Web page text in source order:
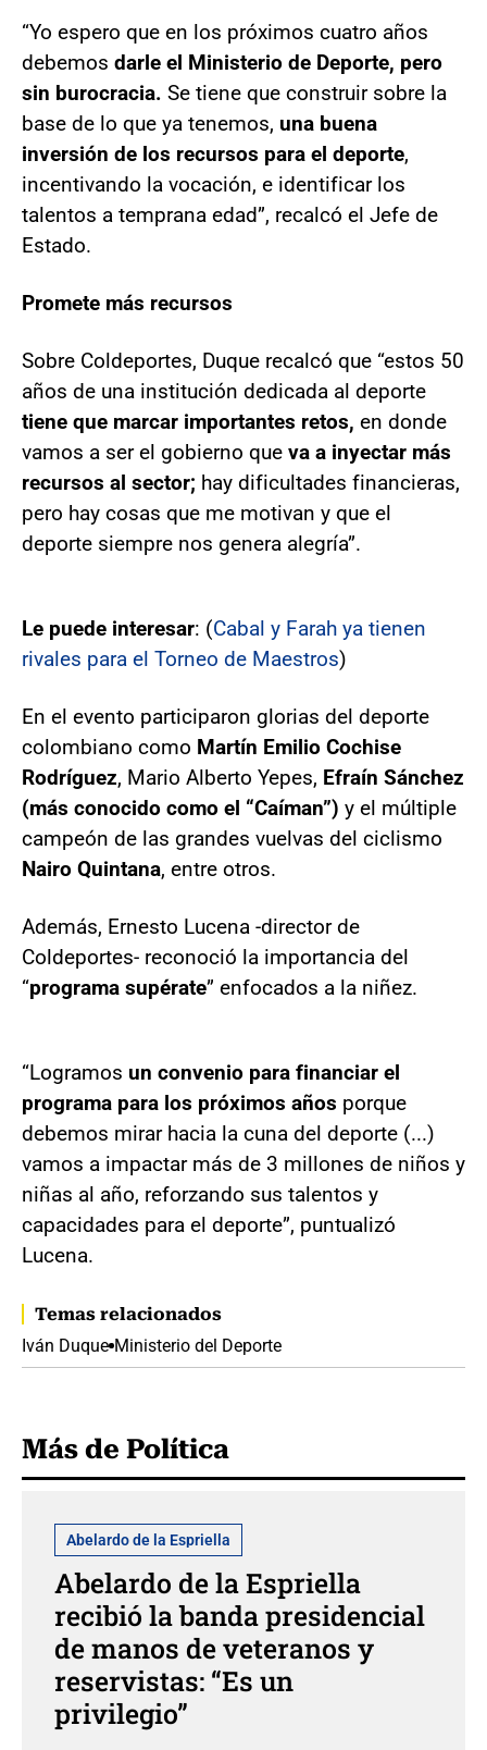
“Yo espero que en los próximos cuatro años
debemos darle el Ministerio de Deporte, pero
sin burocracia. Se tiene que construir sobre la
base de lo que ya tenemos, una buena
inversión de los recursos para el deporte,
incentivando la vocación, e identificar los
talentos a temprana edad”, recalcó el Jefe de
Estado.
Promete más recursos
Sobre Coldeportes, Duque recalcó que “estos 50
años de una institución dedicada al deporte
tiene que marcar importantes retos, en donde
vamos a ser el gobierno que va a inyectar más
recursos al sector; hay dificultades financieras,
pero hay cosas que me motivan y que el
deporte siempre nos genera alegría”.
Le puede interesar: (Cabal y Farah ya tienen
rivales para el Torneo de Maestros)
En el evento participaron glorias del deporte
colombiano como Martín Emilio Cochise
Rodríguez, Mario Alberto Yepes, Efraín Sánchez
(más conocido como el “Caíman”) y el múltiple
campeón de las grandes vuelvas del ciclismo
Nairo Quintana, entre otros.
Además, Ernesto Lucena -director de
Coldeportes- reconoció la importancia del
“programa supérate” enfocados a la niñez.
“Logramos un convenio para financiar el
programa para los próximos años porque
debemos mirar hacia la cuna del deporte (...)
vamos a impactar más de 3 millones de niños y
niñas al año, reforzando sus talentos y
capacidades para el deporte”, puntualizó
Lucena.
Temas relacionados
Iván Duque Ministerio del Deporte
Más de Política
Abelardo de la Espriella
Abelardo de la Espriella
recibió la banda presidencial
de manos de veteranos y
reservistas: “Es un
privilegio”